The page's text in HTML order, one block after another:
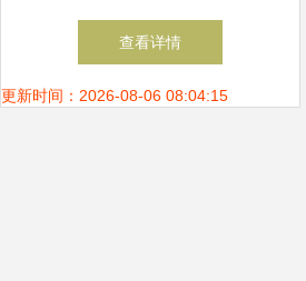
免费版v2.0.0与信息咨询服务
简介
查看详情
更新时间：2026-08-06 08:04:15